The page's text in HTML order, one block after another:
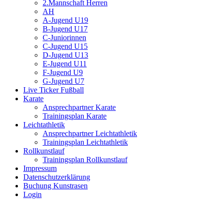
2.Mannschaft Herren
AH
A-Jugend U19
B-Jugend U17
C-Juniorinnen
C-Jugend U15
D-Jugend U13
E-Jugend U11
F-Jugend U9
G-Jugend U7
Live Ticker Fußball
Karate
Ansprechpartner Karate
Trainingsplan Karate
Leichtathletik
Ansprechpartner Leichtathletik
Trainingsplan Leichtathletik
Rollkunstlauf
Trainingsplan Rollkunstlauf
Impressum
Datenschutzerklärung
Buchung Kunstrasen
Login